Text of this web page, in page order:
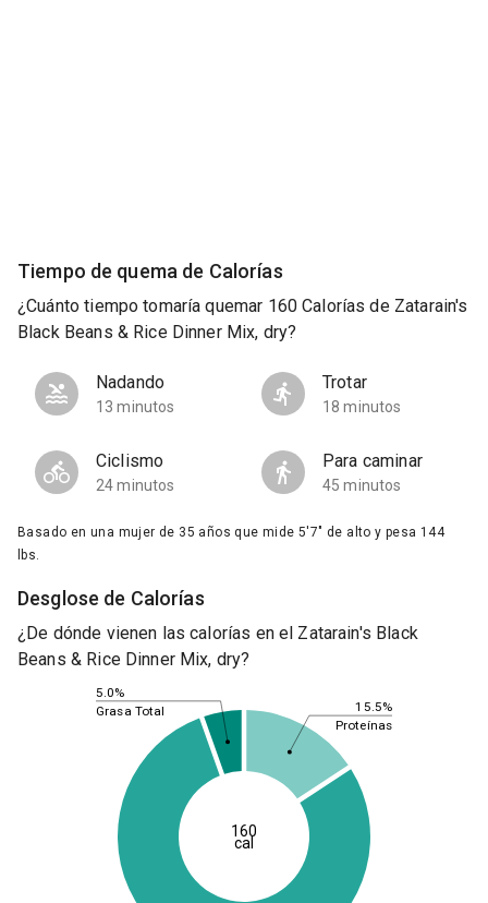
Tiempo de quema de Calorías
¿Cuánto tiempo tomaría quemar 160 Calorías de Zatarain's
Black Beans & Rice Dinner Mix, dry?
Nadando
13 minutos
Trotar
18 minutos
Ciclismo
24 minutos
Para caminar
45 minutos
Basado en una mujer de 35 años que mide 5'7" de alto y pesa 144
lbs.
Desglose de Calorías
¿De dónde vienen las calorías en el Zatarain's Black
Beans & Rice Dinner Mix, dry?
15.5%
5.0%
Proteínas
Grasa Total
160
cal